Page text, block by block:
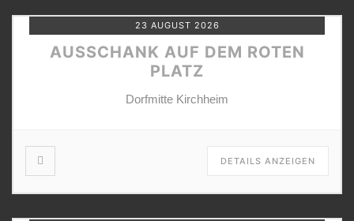
23 AUGUST 2026
AUSSCHANK AUF DEM ROTEN
PLATZ
Dorfmitte Kirchheim
DETAILS ANZEIGEN